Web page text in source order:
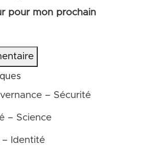
pour mon prochain
– Sécurité
– Science
– Identité